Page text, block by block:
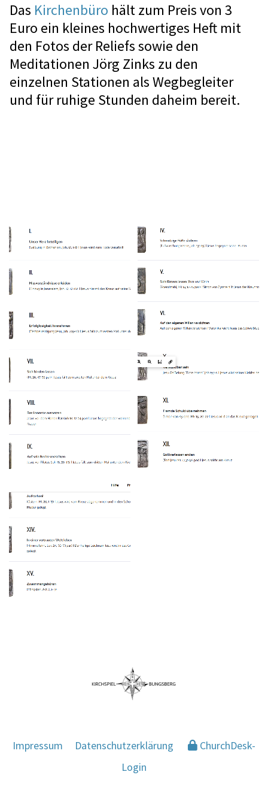
Das Kirchenbüro hält zum Preis von 3
Euro ein kleines hochwertiges Heft mit
den Fotos der Reliefs sowie den
Meditationen Jörg Zinks zu den
einzelnen Stationen als Wegbegleiter
und für ruhige Stunden daheim bereit.
Impressum Datenschutzerklärung
ChurchDesk-
Login